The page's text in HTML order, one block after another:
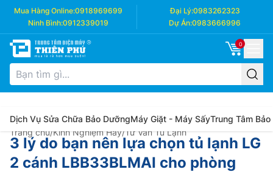
Mua Hàng Online:0918969699 Đại Lý:0983262323
Ninh Bình:0912339019 Dự Án:0983666996
0
Dịch Vụ Sửa Chữa Bảo DưỡngMáy Giặt - Máy SấyTrung Tâm Bảo
Trang chủ/Kinh Nghiệm Hay/Tư Vấn Tủ Lạnh
3 lý do bạn nên lựa chọn tủ lạnh LG
2 cánh LBB33BLMAI cho phòng